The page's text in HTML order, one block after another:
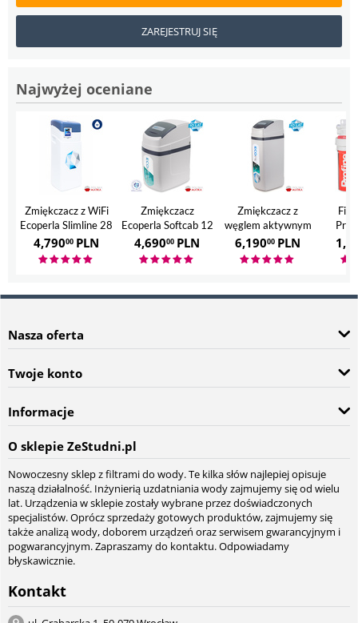
ZAREJESTRUJ SIĘ
Najwyżej oceniane
Zmiękczacz z WiFi
Ecoperla Slimline 28
4,79000 PLN
Zmiękczacz
Ecoperla Softcab 12
4,69000 PLN
Zmiękczacz z
węglem aktywnym
Ecoperla Hero
6,19000 PLN
Filtr
Nasza oferta
Twoje konto
Informacje
O sklepie ZeStudni.pl
Nowoczesny sklep z filtrami do wody. Te kilka słów najlepiej opisuje
naszą działalność. Inżynierią uzdatniania wody zajmujemy się od wielu
lat. Urządzenia w sklepie zostały wybrane przez doświadczonych
specjalistów. Oprócz sprzedaży gotowych produktów, zajmujemy się
także analizą wody, doborem urządzeń oraz serwisem gwarancyjnym i
pogwarancyjnym. Zapraszamy do kontaktu. Odpowiadamy
błyskawicznie.
Kontakt